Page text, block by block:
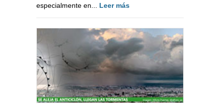
especialmente en... Leer más